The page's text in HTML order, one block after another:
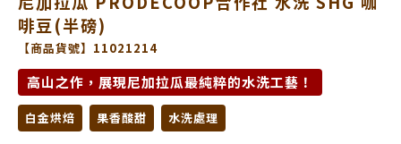
啡豆(半磅)
【商品貨號】11021214
高山之作，展現尼加拉瓜最純粹的水洗工藝！
白金烘焙 果香酸甜 水洗處理